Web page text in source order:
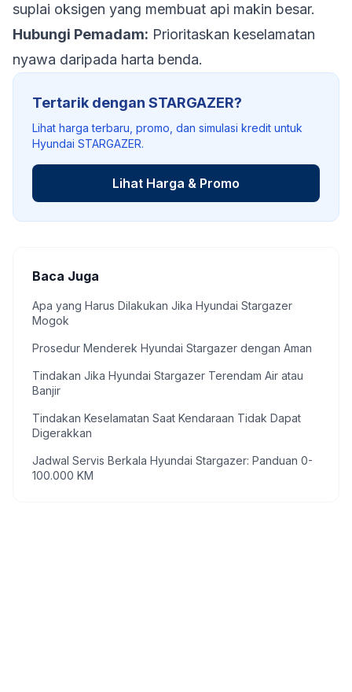
suplai oksigen yang membuat api makin besar.
Hubungi Pemadam: Prioritaskan keselamatan
nyawa daripada harta benda.
Tertarik dengan STARGAZER?
Lihat harga terbaru, promo, dan simulasi kredit untuk
Hyundai STARGAZER.
Lihat Harga & Promo
Baca Juga
Apa yang Harus Dilakukan Jika Hyundai Stargazer
Mogok
Prosedur Menderek Hyundai Stargazer dengan Aman
Tindakan Jika Hyundai Stargazer Terendam Air atau
Banjir
Tindakan Keselamatan Saat Kendaraan Tidak Dapat
Digerakkan
Jadwal Servis Berkala Hyundai Stargazer: Panduan 0-
100.000 KM